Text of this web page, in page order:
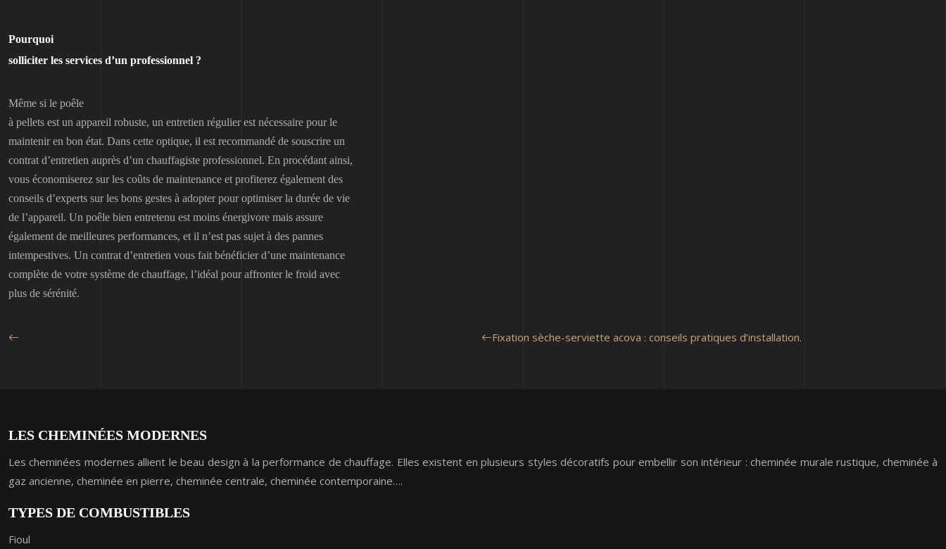
Pourquoi
solliciter les services d’un professionnel ?
Même si le poêle
à pellets est un appareil robuste, un entretien régulier est nécessaire pour le
maintenir en bon état. Dans cette optique, il est recommandé de souscrire un
contrat d’entretien auprès d’un chauffagiste professionnel. En procédant ainsi,
vous économiserez sur les coûts de maintenance et profiterez également des
conseils d’experts sur les bons gestes à adopter pour optimiser la durée de vie
de l’appareil. Un poêle bien entretenu est moins énergivore mais assure
également de meilleures performances, et il n’est pas sujet à des pannes
intempestives. Un contrat d’entretien vous fait bénéficier d’une maintenance
complète de votre système de chauffage, l’idéal pour affronter le froid avec
plus de sérénité.
Fixation sèche-serviette acova : conseils pratiques d’installation.
LES CHEMINÉES MODERNES
Les cheminées modernes allient le beau design à la performance de chauffage. Elles existent en plusieurs styles décoratifs pour embellir son intérieur : cheminée murale rustique, cheminée à
gaz ancienne, cheminée en pierre, cheminée centrale, cheminée contemporaine….
TYPES DE COMBUSTIBLES
Fioul